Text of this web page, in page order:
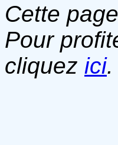
Cette
Pour
cliquez ici.